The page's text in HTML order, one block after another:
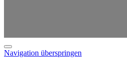
Navigation überspringen